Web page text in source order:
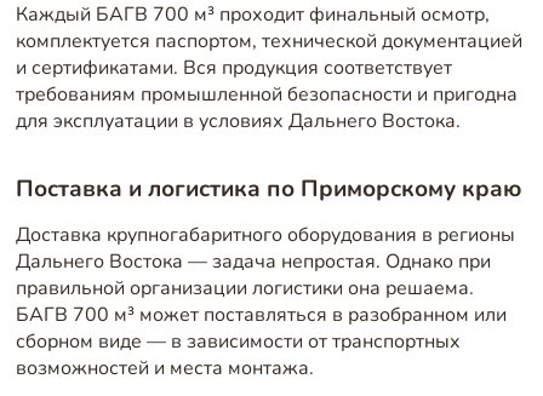
Каждый БАГВ 700 м³ проходит финальный осмотр,
комплектуется паспортом, технической документацией
и сертификатами. Вся продукция соответствует
требованиям промышленной безопасности и пригодна
для эксплуатации в условиях Дальнего Востока.
Поставка и логистика по Приморскому краю
Доставка крупногабаритного оборудования в регионы
Дальнего Востока — задача непростая. Однако при
правильной организации логистики она решаема.
БАГВ 700 м³ может поставляться в разобранном или
сборном виде — в зависимости от транспортных
возможностей и места монтажа.